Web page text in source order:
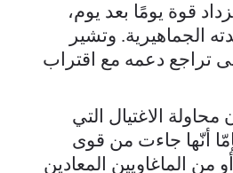
قوة يومًا بعد يوم،
الجماهيرية. وتشير
تراجع دعمه مع اقتراب
الاغتيال التي
أنّها جاءت من قوى
من الماغاويين المعادين